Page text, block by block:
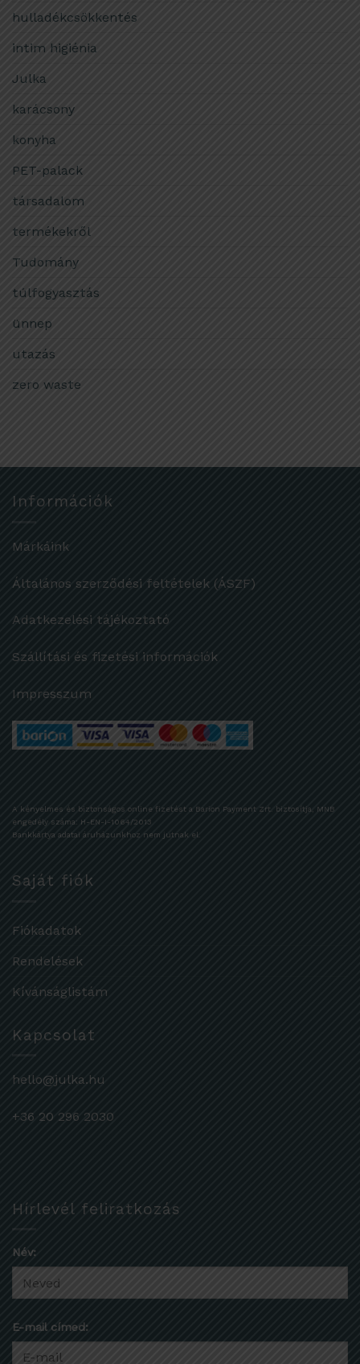
hulladékcsökkentés
intim higiénia
Julka
karácsony
konyha
PET-palack
társadalom
termékekről
Tudomány
túlfogyasztás
ünnep
utazás
zero waste
Információk
Márkáink
Általános szerződési feltételek (ÁSZF)
Adatkezelési tájékoztató
Szállítási és fizetési információk
Impresszum
A kényelmes és biztonságos online fizetést a Barion Payment Zrt. biztosítja, MNB
engedély száma: H-EN-I-1064/2013
Bankkártya adatai áruházunkhoz nem jutnak el.
Saját fiók
Fiókadatok
Rendelések
Kívánságlistám
Kapcsolat
hello@julka.hu
+36 20 296 2030
Hírlevél feliratkozás
Név:
E-mail címed: